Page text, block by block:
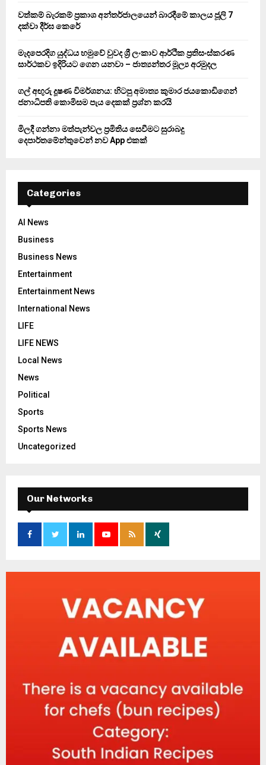
වත්කම් බැරකම් ප්‍රකාශ අන්තර්ජාලයෙන් බාරදීමේ කාලය ජූලි 7
දක්වා දීර්ඝ කෙරේ
මැදපෙරදිග යුද්ධය හමුවේ වුවද ශ්‍රී ලංකාව ආර්ථික ප්‍රතිසංස්කරණ
සාර්ථකව ඉදිරියට ගෙන යනවා – ජාත්‍යන්තර මූල්‍ය අරමුදල
ගල් අඟුරු දූෂණ විමර්ශනය: හිටපු අමාත්‍ය කුමාර ජයකොඩිගෙන්
ජනාධිපති කොමිසම පැය දෙකක් ප්‍රශ්න කරයි
මිලදී ගන්නා මත්පැන්වල ප්‍රමිතිය සෙවීමට සුරාබදු
දෙපාර්තමේන්තුවෙන් නව App එකක්
Categories
AI News
Business
Business News
Entertainment
Entertainment News
International News
LIFE
LIFE NEWS
Local News
News
Political
Sports
Sports News
Uncategorized
Our Networks